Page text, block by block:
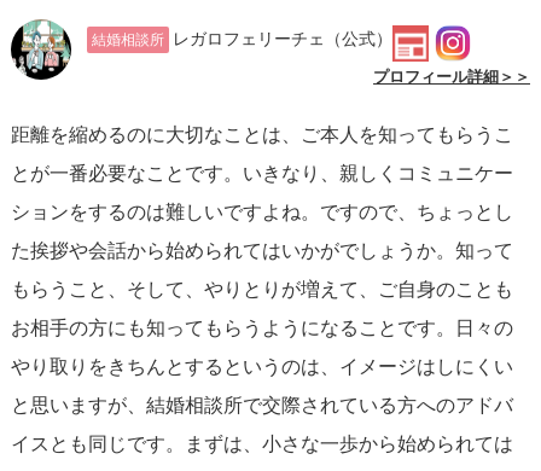
真の自分を見せることも大切です。自分を飾り立てたり、
他の人のように振る舞おうとしても、長くは続きません。
キーとなります。
しかし、最も重要なのは、あまりプレッシャーを感じずに
自分自身を大切にすることです。自分に自信を持つことが
何よりも魅力的です。自己改善の努力をしながらも、現在
の自分に満足し、ポジティブな姿勢を保つことが大切で
す。
彼女との関係を焦らず、 友人としての関係を築くことから
結婚相談所 レガロフェリーチェ （公式）
プロフィール詳細＞＞
距離を縮めるのに大切なことは、ご本人を知ってもらうこ
とが一番必要なことです。いきなり、親しくコミュニケー
ションをするのは難しいですよね。ですので、ちょっとし
た挨拶や会話から始められてはいかがでしょうか。知って
もらうこと、そして、やりとりが増えて、ご自身のことも
お相手の方にも知ってもらうようになることです。日々の
やり取りをきちんとするというのは、イメージはしにくい
と思いますが、結婚相談所で交際されている方へのアドバ
イスとも同じです。まずは、小さな一歩から始められては